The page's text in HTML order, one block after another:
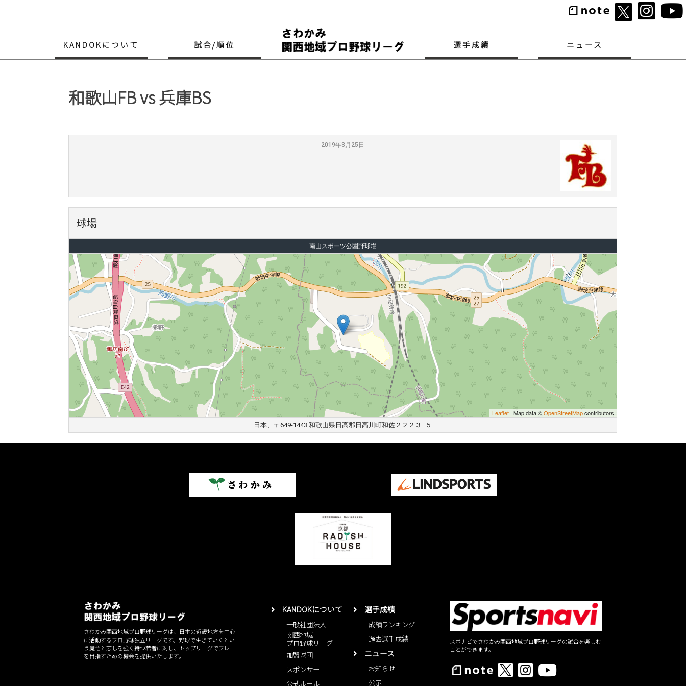
KANDOKについて 試合/順位 選手成績 ニュース
和歌山FB vs 兵庫BS
2019年3月25日
球場
南山スポーツ公園野球場
Leaflet | Map data ©OpenStreetMapcontributors
日本、〒649-1443 和歌山県日高郡日高川町和佐２２２３−５
さわかみ関西地域プロ野球リーグは、日本の近畿地方を中心
に活動するプロ野球独立リーグです。野球で生きていくとい
う覚悟と志しを強く持つ若者に対し、トップリーグでプレー
を目指すための機会を提供いたします。
KANDOKについて
一般社団法人
関西地域
プロ野球リーグ
加盟球団
スポンサー
公式ルール
選手成績
成績ランキング
過去選手成績
ニュース
お知らせ
公示
スポナビでさわかみ関西地域プロ野球リーグの試合を楽しむ
ことができます。